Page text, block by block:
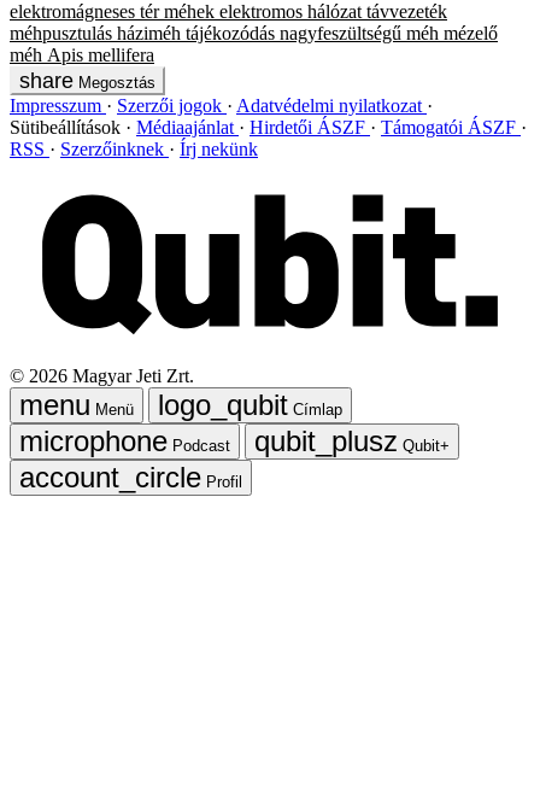
elektromágneses tér méhek elektromos hálózat távvezeték
méhpusztulás háziméh tájékozódás nagyfeszültségű méh mézelő
méh Apis mellifera
Megosztás
Impresszum Szerzői jogok
Adatvédelmi nyilatkozat
Sütibeállítások
Médiaajánlat Hirdetői ÁSZF
Támogatói ÁSZF
RSS
Szerzőinknek Írj nekünk
© 2026 Magyar Jeti Zrt.
Menü
Címlap
Podcast
Qubit+
Profil